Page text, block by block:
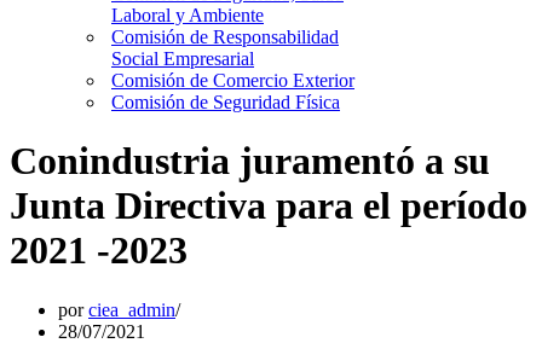
Laboral y Ambiente
Comisión de Responsabilidad
Social Empresarial
Comisión de Comercio Exterior
Comisión de Seguridad Física
Conindustria juramentó a su
Junta Directiva para el período
2021 -2023
porciea_admin
28/07/2021